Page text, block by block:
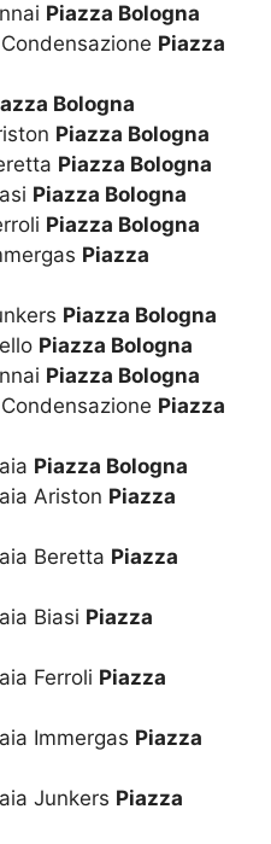
Piazza Bologna
Piazza
Bologna
Piazza Bologna
Piazza Bologna
Piazza Bologna
Piazza Bologna
Piazza
Piazza Bologna
Piazza Bologna
Piazza Bologna
Piazza
Piazza Bologna
Ariston Piazza
Beretta Piazza
Biasi Piazza
Ferroli Piazza
Immergas Piazza
Junkers Piazza